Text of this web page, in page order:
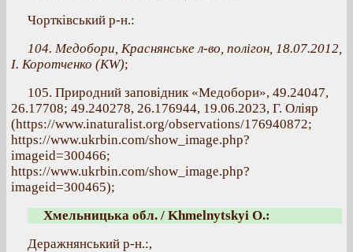
Чортківський р-н.:
104. Медобори, Краснянське л-во, полігон, 18.07.2012,
І. Коротченко (KW);
105. Природний заповідник «Медобори», 49.24047,
26.17708; 49.240278, 26.176944, 19.06.2023, Г. Оліяр
(https://www.inaturalist.org/observations/176940872;
https://www.ukrbin.com/show_image.php?
imageid=300466;
https://www.ukrbin.com/show_image.php?
imageid=300465);
Хмельницька обл. / Khmelnytskyi O.:
Деражнянський р-н.:,